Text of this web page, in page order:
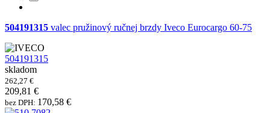
504191315 valec pružinový ručnej brzdy Iveco Eurocargo 60-75
504191315
skladom
262,27 €
209,81 €
bez DPH: 170,58 €